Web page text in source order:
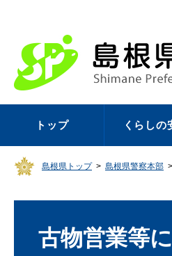
トップ くらしの
島根県トップ > 島根県警察本部 >
古物営業等